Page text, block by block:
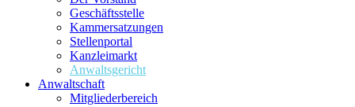
Geschäftsstelle
Kammersatzungen
Stellenportal
Kanzleimarkt
Anwaltsgericht
Anwaltschaft
Mitgliederbereich